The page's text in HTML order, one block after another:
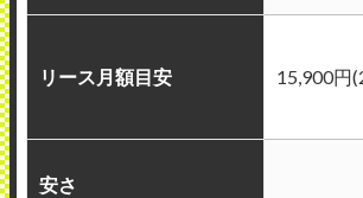
リース月額目安 15,900円
安さ